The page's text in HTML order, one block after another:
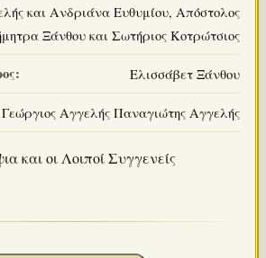
και Ανδριάνα Ευθυμίου, Απόστολος
Ξάνθου και Σωτήριος Κοτρώτσιος
Ελισσάβετ Ξάνθου
Γεώργιος Αγγελής Παναγιώτης Αγγελής
και οι Λοιποί Συγγενείς